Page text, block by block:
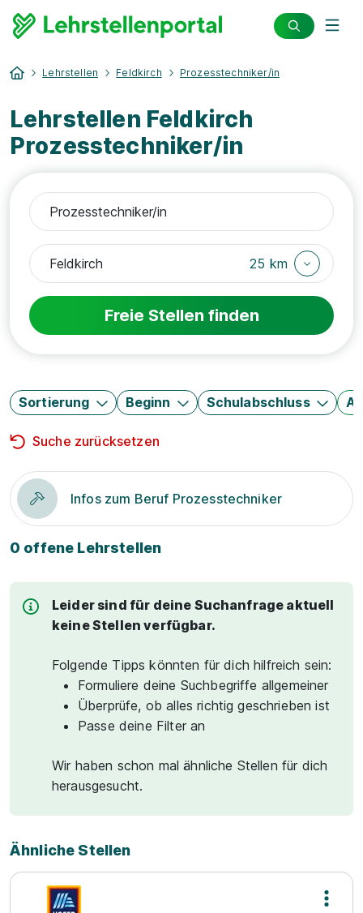
Lehrstellen Feldkirch Prozesstechniker/in
Lehrstellen Feldkirch
Prozesstechniker/in
25 km
Freie Stellen finden
Sortierung Beginn Schulabschluss
Suche zurücksetzen
Infos zum Beruf Prozesstechniker
0 offene Lehrstellen
Leider sind für deine Suchanfrage aktuell
keine Stellen verfügbar.
Folgende Tipps könnten für dich hilfreich sein:
Formuliere deine Suchbegriffe allgemeiner
Überprüfe, ob alles richtig geschrieben ist
Passe deine Filter an
Wir haben schon mal ähnliche Stellen für dich
herausgesucht.
Ähnliche Stellen